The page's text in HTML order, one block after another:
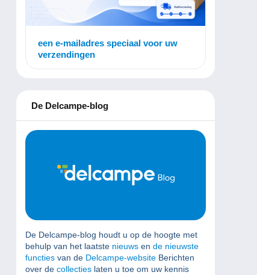
een e-mailadres speciaal voor uw
verzendingen
De Delcampe-blog
De Delcampe-blog houdt u op de hoogte met
behulp van het laatste nieuws en de nieuwste
functies van de Delcampe-website Berichten
over de collecties laten u toe om uw kennis